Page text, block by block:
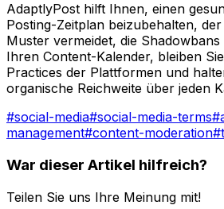
AdaptlyPost hilft Ihnen, einen
Posting-Zeitplan beizubehalten,
Muster vermeidet, die
Ihren Content-Kalender, bleiben
Practices der Plattformen und
organische Reichweite über jeden
#social-media#social-media-terms#
management#content-moderation#
War dieser Artikel hilfreich?
Teilen Sie uns Ihre Meinung mit!